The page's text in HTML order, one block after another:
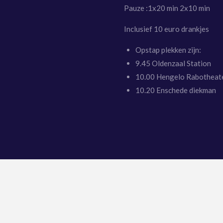
Pauze :1x20 min 2x10 min
Inclusief 10 euro drankjes
Opstap plekken zijn:
9.45 Oldenzaal Station
10.00 Hengelo
10.20 Enschede diekman